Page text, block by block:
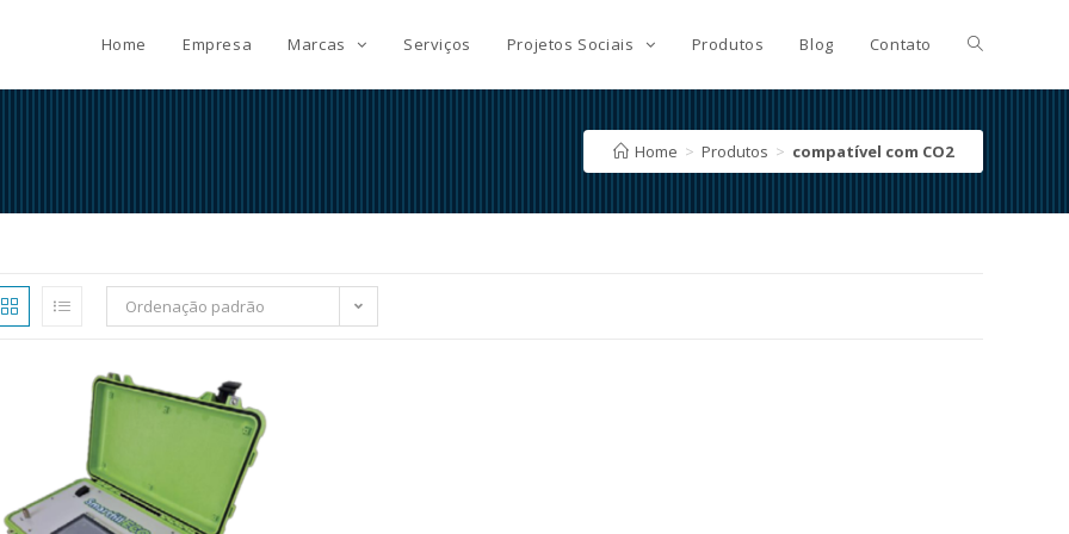
Home Empresa Marcas Serviços Projetos Sociais Produtos Blog Contato
Home > Produtos > compatível com CO2
Ordenação padrão